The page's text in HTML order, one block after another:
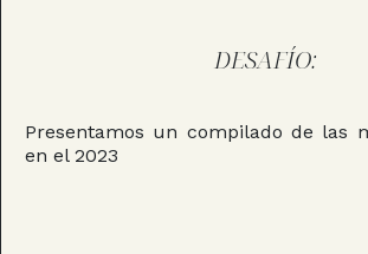
DESAFÍO:
Presentamos un compilado de las
en el 2023